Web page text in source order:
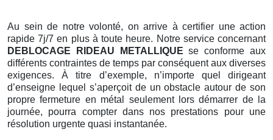
Au sein de notre volonté, on arrive à certifier une action
rapide 7j/7 en plus à toute heure. Notre service concernant
DEBLOCAGE RIDEAU METALLIQUE se conforme aux
différents contraintes de temps par conséquent aux diverses
exigences. À titre d’exemple, n’importe quel dirigeant
d’enseigne lequel s’aperçoit de un obstacle autour de son
propre fermeture en métal seulement lors démarrer de la
journée, pourra compter dans nos prestations pour une
résolution urgente quasi instantanée.